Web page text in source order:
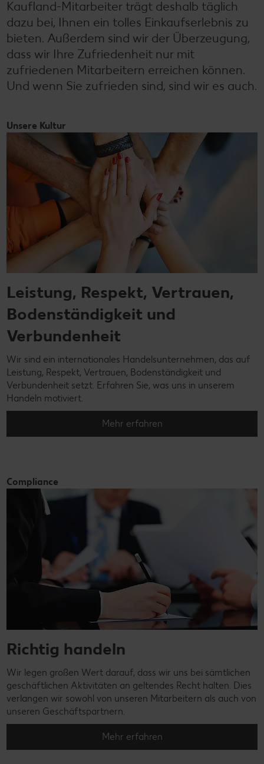
Kontakt
Unser Tierwohlprogramm
Kaufland-Mitarbeiter trägt deshalb täglich
dazu bei, Ihnen ein tolles Einkaufserlebnis zu
bieten. Außerdem sind wir der Überzeugung,
dass wir Ihre Zufriedenheit nur mit
zufriedenen Mitarbeitern erreichen können.
Und wenn Sie zufrieden sind, sind wir es auch.
Unsere Kultur
Leistung, Respekt, Vertrauen,
Bodenständigkeit und
Verbundenheit
Wir sind ein internationales Handelsunternehmen, das auf
Leistung, Respekt, Vertrauen, Bodenständigkeit und
Verbundenheit setzt. Erfahren Sie, was uns in unserem
Handeln motiviert.
Mehr erfahren
Compliance
Richtig handeln
Wir legen großen Wert darauf, dass wir uns bei sämtlichen
geschäftlichen Aktivitäten an geltendes Recht halten. Dies
verlangen wir sowohl von unseren Mitarbeitern als auch von
unseren Geschäftspartnern.
Mehr erfahren